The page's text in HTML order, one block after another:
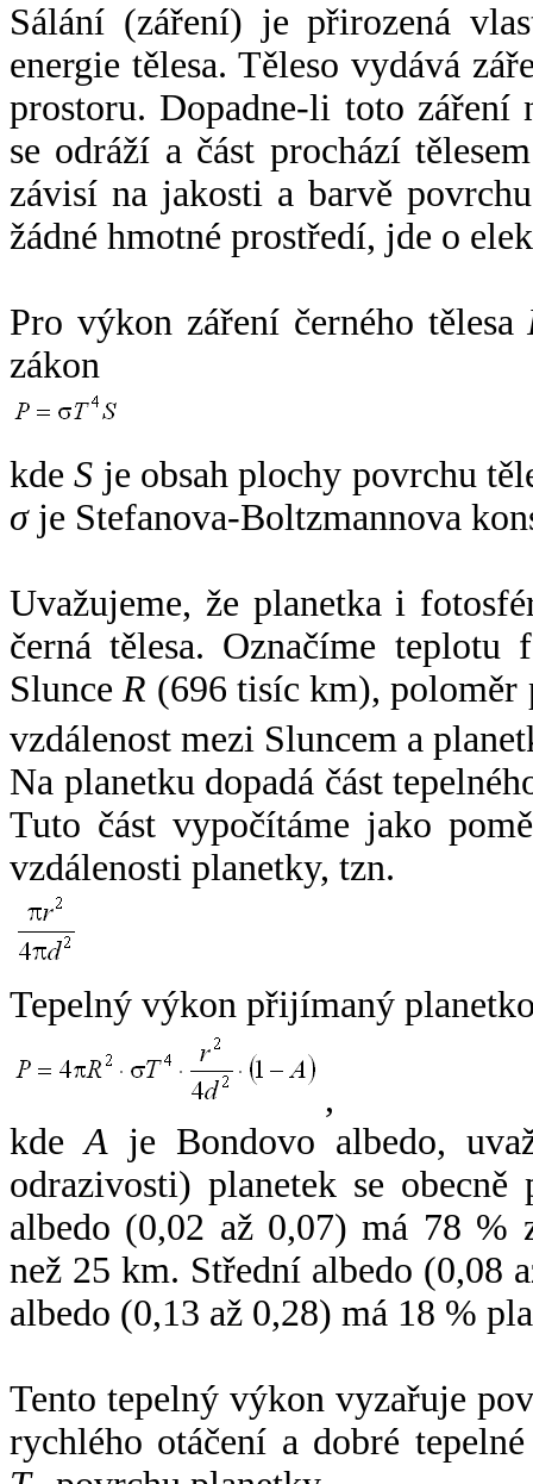
Sálání (záření) je přirozená
energie tělesa. Těleso vydává
prostoru. Dopadne-li toto záření
se odráží a část prochází
závisí na jakosti a barvě
žádné hmotné prostředí, jde o
Pro výkon záření černého tělesa
zákon
kdeS je obsah plochy povrchu
σje Stefanova-Boltzmannova
Uvažujeme, že planetka i
černá tělesa. Označíme
SlunceR (696 tisíc km),
vzdálenost mezi Sluncem a
Na planetku dopadá část
Tuto část vypočítáme jako
vzdálenosti planetky, tzn.
Tepelný výkon přijímaný
,
kdeA je Bondovo albedo,
odrazivosti) planetek se
albedo (0,02 až 0,07) má 78 %
než 25 km. Střední albedo (0,08
albedo (0,13 až 0,28) má 18 %
Tento tepelný výkon vyzařuje
rychlého otáčení a dobré